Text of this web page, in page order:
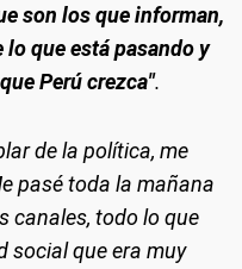
son los que informan,
que está pasando y
Perú crezca".
de la política, me
pasé toda la mañana
canales, todo lo que
social que era muy